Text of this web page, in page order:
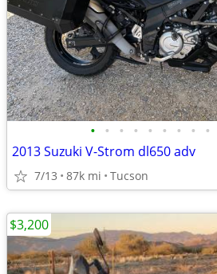
• • • • • • • • •
2013 Suzuki V-Strom dl650 adv
7/13 87k mi Tucson
$3,200